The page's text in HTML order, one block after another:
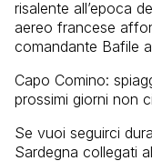
risalente all’epoca
aereo francese
comandante Bafile
Capo Comino:
prossimi giorni non
Se vuoi seguirci
Sardegna collegati